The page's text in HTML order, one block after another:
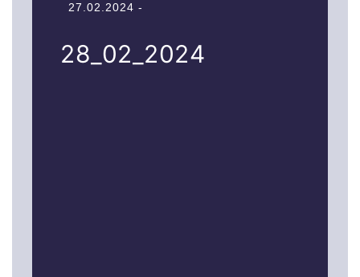
27.02.2024 -
28_02_2024